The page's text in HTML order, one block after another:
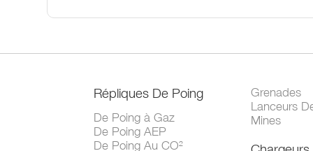
Répliques De Poing
De Poing à Gaz
De Poing AEP
De Poing Au CO²
Grenades
Lanceurs
Mines